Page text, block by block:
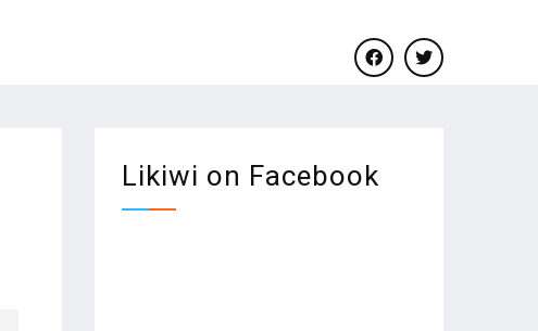
facebooktwitter
Likiwi on Facebook